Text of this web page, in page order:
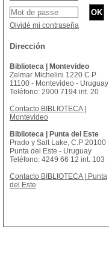
Olvidé mi contraseña
Dirección
Biblioteca | Montevideo
Zelmar Michelini 1220 C.P
11100 - Montevideo - Uruguay
Teléfono: 2900 7194 int. 20
Contacto BIBLIOTECA |
Montevideo
Biblioteca | Punta del Este
Prado y Salt Lake, C.P 20100
Punta del Este - Uruguay
Teléfono: 4249 66 12 int. 103
Contacto BIBLIOTECA | Punta
del Este